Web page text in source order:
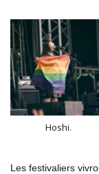
Hoshi.
Les festivaliers